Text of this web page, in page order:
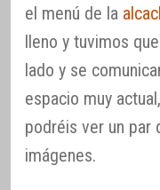
el menú de la
lleno y tuvimos
lado y se
espacio muy
podréis ver un par
imágenes.